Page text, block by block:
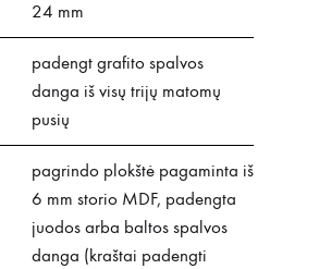
24 mm
padengt grafito spalvos
danga iš visų trijų matomų
pusių
pagrindo plokštė pagaminta iš
6 mm storio MDF, padengta
juodos arba baltos spalvos
danga (kraštai padengti